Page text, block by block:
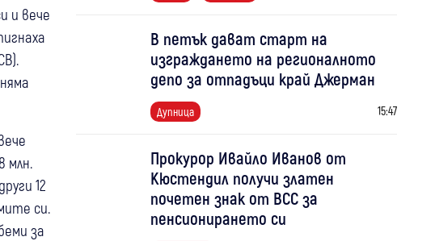
и вече
млн.
12
си.
за
В петък дават старт на
изграждането на регионалното
депо за отпадъци край Джерман
Дупница 15:47
Прокурор Ивайло Иванов от
Кюстендил получи златен
почетен знак от ВСС за
пенсионирането си